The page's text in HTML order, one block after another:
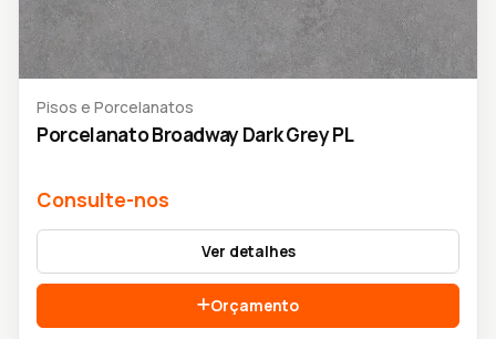
Pisos e Porcelanatos
Porcelanato Broadway Dark Grey PL
Consulte-nos
Ver detalhes
Orçamento